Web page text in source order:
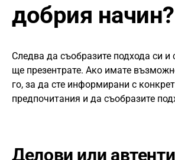
добрия начин?
Следва да съобразите подхода си и
ще презентрате. Ако имате
го, за да сте информирани с
предпочитания и да съобразите
Делови или